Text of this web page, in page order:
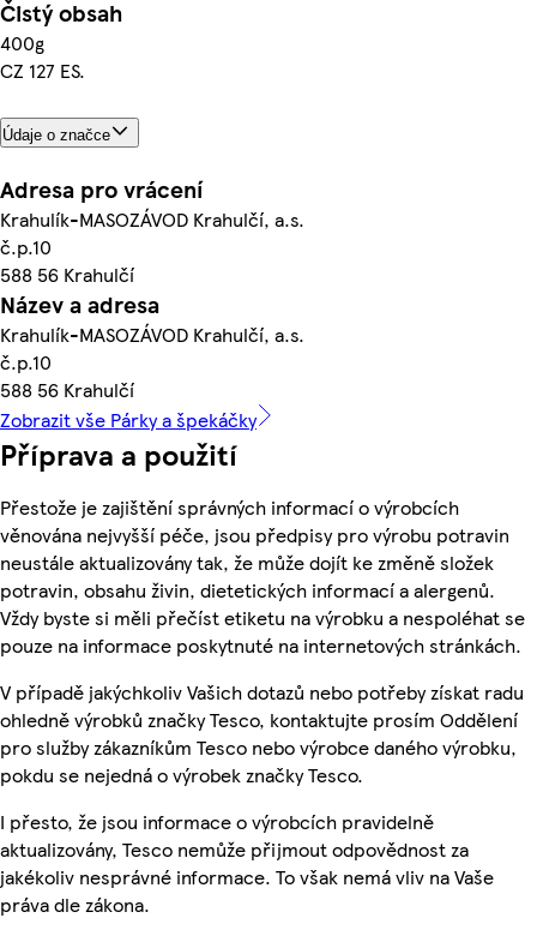
Čistý obsah
400g
CZ 127 ES.
Údaje o značce
Adresa pro vrácení
Krahulík-MASOZÁVOD Krahulčí, a.s.
č.p.10
588 56 Krahulčí
Název a adresa
Krahulík-MASOZÁVOD Krahulčí, a.s.
č.p.10
588 56 Krahulčí
Zobrazit vše Párky a špekáčky
Příprava a použití
Přestože je zajištění správných informací o výrobcích
věnována nejvyšší péče, jsou předpisy pro výrobu potravin
neustále aktualizovány tak, že může dojít ke změně složek
potravin, obsahu živin, dietetických informací a alergenů.
Vždy byste si měli přečíst etiketu na výrobku a nespoléhat se
pouze na informace poskytnuté na internetových stránkách.
V případě jakýchkoliv Vašich dotazů nebo potřeby získat radu
ohledně výrobků značky Tesco, kontaktujte prosím Oddělení
pro služby zákazníkům Tesco nebo výrobce daného výrobku,
pokdu se nejedná o výrobek značky Tesco.
I přesto, že jsou informace o výrobcích pravidelně
aktualizovány, Tesco nemůže přijmout odpovědnost za
jakékoliv nesprávné informace. To však nemá vliv na Vaše
práva dle zákona.